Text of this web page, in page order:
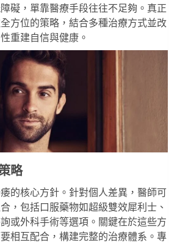
礙，單靠醫療手段往往不足夠。真正
方位的策略，結合多種治療方式並改
重建自信與健康。
略
的核心方針。針對個人差異，醫師可
，包括口服藥物如超級雙效犀利士 、
或外科手術等選項。關鍵在於這些方
相互配合，構建完整的治療體系。專